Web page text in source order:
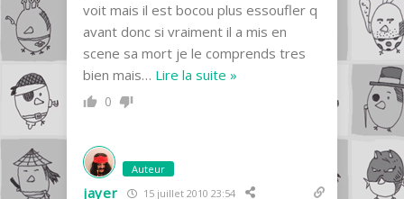
voit mais il est bocou plus essoufler q
avant donc si vraiment il a mis en
scene sa mort je le comprends tres
bien mais… Lire la suite »
0
Auteur
jayer 15 juillet 2010 23:54